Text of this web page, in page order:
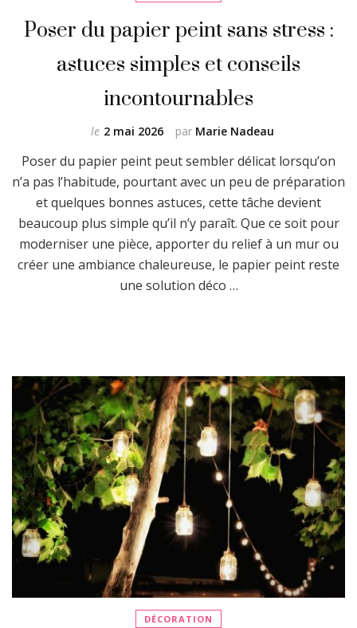
Poser du papier peint sans stress :
astuces simples et conseils
incontournables
par Marie Nadeau
le 2 mai 2026
Poser du papier peint peut sembler délicat lorsqu’on
n’a pas l’habitude, pourtant avec un peu de préparation
et quelques bonnes astuces, cette tâche devient
beaucoup plus simple qu’il n’y paraît. Que ce soit pour
moderniser une pièce, apporter du relief à un mur ou
créer une ambiance chaleureuse, le papier peint reste
une solution déco …
DÉCORATION